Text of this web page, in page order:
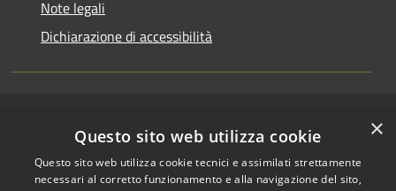
Note legali
Dichiarazione di accessibilità
Accessibilità
Privacy
Copyright © 2026 • Comune di
Riccione • Powered by
Municipium•Accesso
×
Questo sito web utilizza cookie
Questo sito web utilizza cookie tecnici e assimilati strettamente
necessari al corretto funzionamento e alla navigazione del sito,